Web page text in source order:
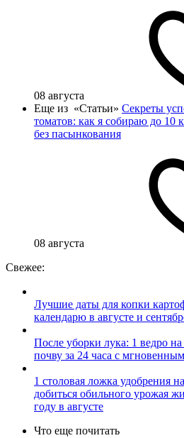
08 августа
Еще из «Статьи» Секреты
томатов: как я собираю до 10
без пасынкования
08 августа
Свежее:
Лучшие даты для копки
календарю в августе и
После уборки лука: 1 ведро
почву за 24 часа с
1 столовая ложка удобрения
добиться обильного урожая
году в августе
Что еще почитать